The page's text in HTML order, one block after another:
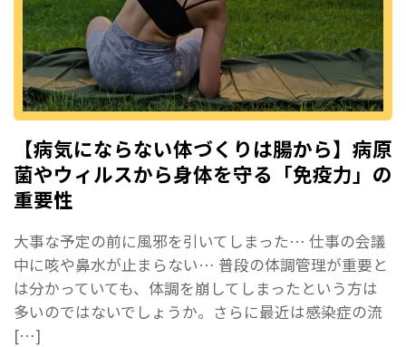
【病気にならない体づくりは腸から】病原
菌やウィルスから身体を守る「免疫力」の
重要性
大事な予定の前に風邪を引いてしまった… 仕事の会議
中に咳や鼻水が止まらない… 普段の体調管理が重要と
は分かっていても、体調を崩してしまったという方は
多いのではないでしょうか。さらに最近は感染症の流
[…]